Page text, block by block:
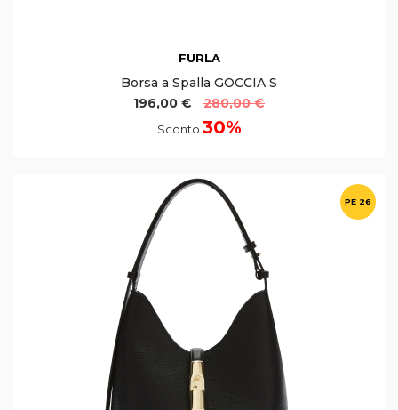
FURLA
Borsa a Spalla GOCCIA S
196,00 €
280,00 €
Sconto 30%
PE 26